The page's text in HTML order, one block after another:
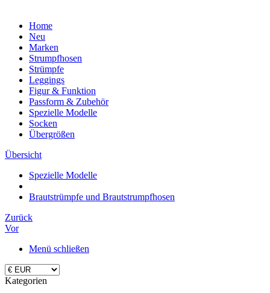
Home
Neu
Marken
Strumpfhosen
Strümpfe
Leggings
Figur & Funktion
Passform & Zubehör
Spezielle Modelle
Socken
Übergrößen
Übersicht
Spezielle Modelle
Brautstrümpfe und Brautstrumpfhosen
Zurück
Vor
Menü schließen
Kategorien